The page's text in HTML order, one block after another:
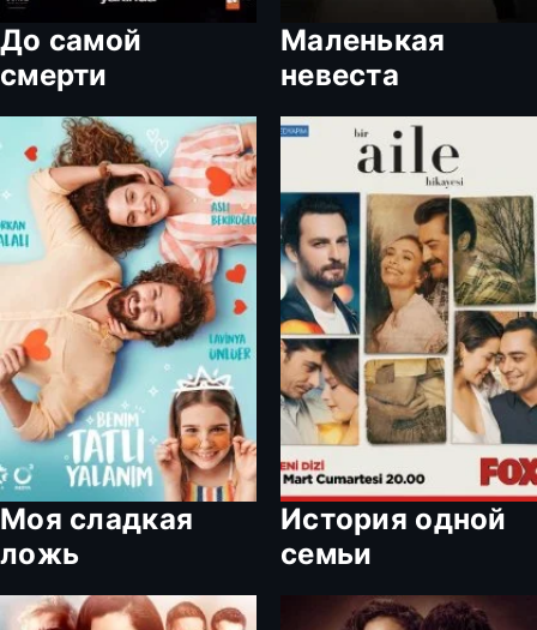
До самой
смерти
Маленькая
невеста
Моя сладкая
ложь
История одной
семьи